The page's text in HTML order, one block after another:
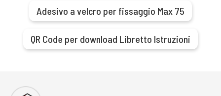
Adesivo a velcro per fissaggio Max 75
QR Code per download Libretto Istruzioni